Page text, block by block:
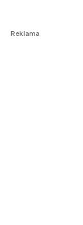
Reklama